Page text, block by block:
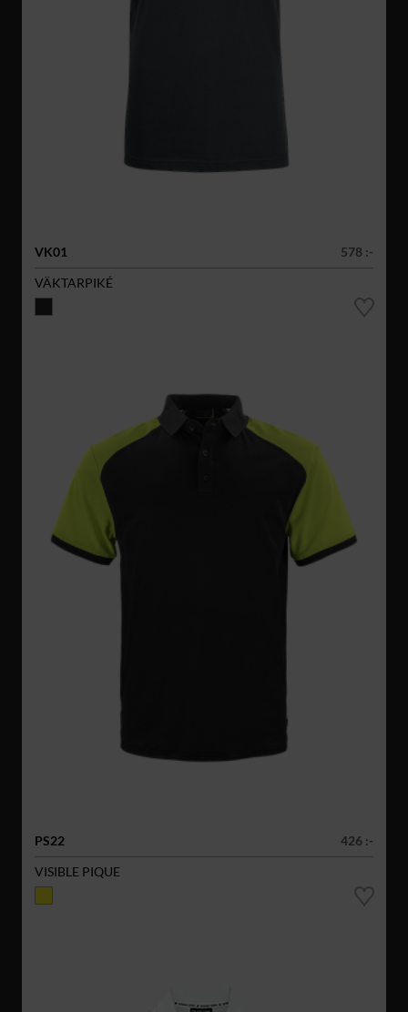
VK01
578 :-
VÄKTARPIKÉ
PS22
426 :-
VISIBLE PIQUE